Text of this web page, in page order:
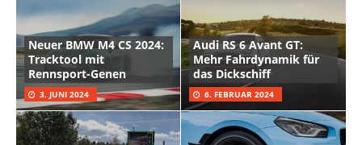
Neuer BMW M4 CS 2024:
Tracktool mit
Rennsport-Genen
3. JUNI 2024
Audi RS 6 Avant GT:
Mehr Fahrdynamik für
das Dickschiff
6. FEBRUAR 2024